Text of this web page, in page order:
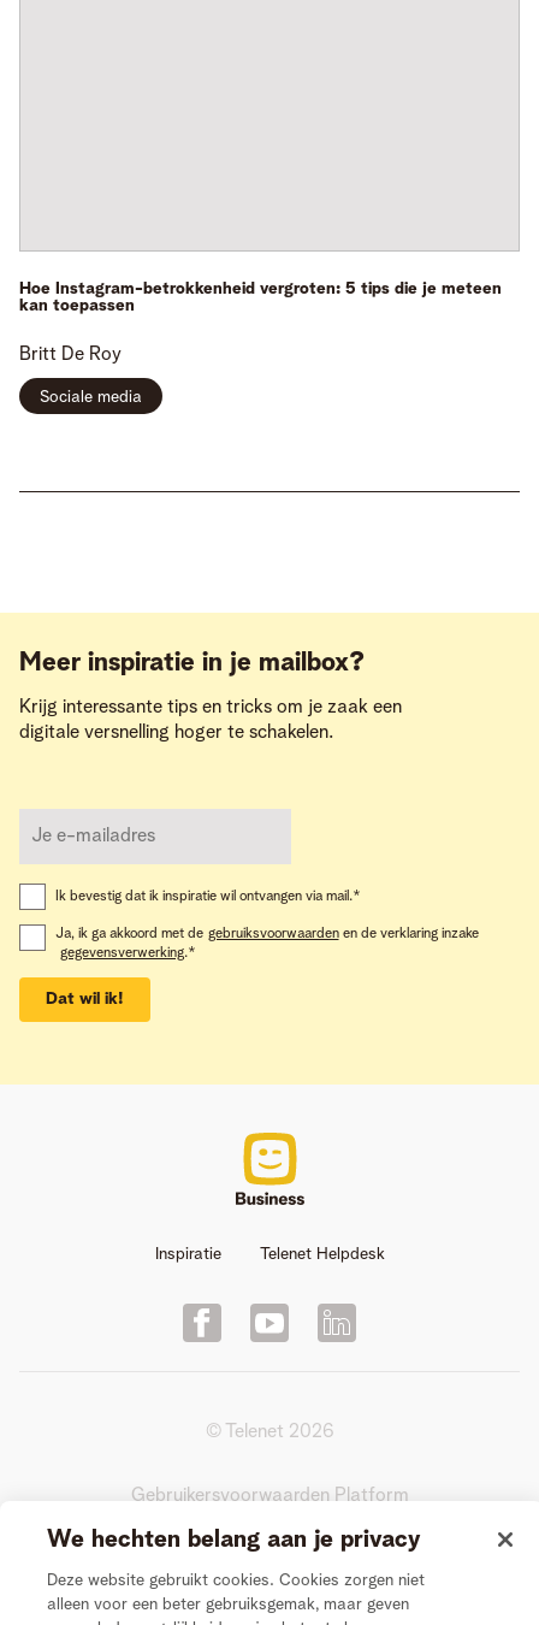
Hoe Instagram-betrokkenheid vergroten: 5 tips die je meteen
kan toepassen
Britt De Roy
Sociale media
Meer inspiratie in je mailbox?
Krijg interessante tips en tricks om je zaak een
digitale versnelling hoger te schakelen.
Ik bevestig dat ik inspiratie wil ontvangen via mail.*
Ja, ik ga akkoord met de gebruiksvoorwaarden en de verklaring inzake
gegevensverwerking.*
Dat wil ik!
Inspiratie Telenet Helpdesk
© Telenet 2026
Gebruikersvoorwaarden Platform
We hechten belang aan je privacy
Deze website gebruikt cookies. Cookies zorgen niet
alleen voor een beter gebruiksgemak, maar geven